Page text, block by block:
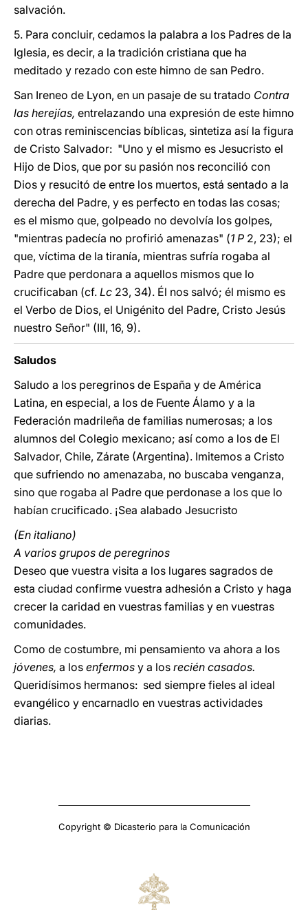
salvación.
5. Para concluir, cedamos la palabra a los Padres de la
Iglesia, es decir, a la tradición cristiana que ha
meditado y rezado con este himno de san Pedro.
San Ireneo de Lyon, en un pasaje de su tratado Contra
las herejías, entrelazando una expresión de este himno
con otras reminiscencias bíblicas, sintetiza así la figura
de Cristo Salvador: "Uno y el mismo es Jesucristo el
Hijo de Dios, que por su pasión nos reconcilió con
Dios y resucitó de entre los muertos, está sentado a la
derecha del Padre, y es perfecto en todas las cosas;
es el mismo que, golpeado no devolvía los golpes,
"mientras padecía no profirió amenazas" (1 P 2, 23); el
que, víctima de la tiranía, mientras sufría rogaba al
Padre que perdonara a aquellos mismos que lo
crucificaban (cf. Lc 23, 34). Él nos salvó; él mismo es
el Verbo de Dios, el Unigénito del Padre, Cristo Jesús
nuestro Señor" (III, 16, 9).
Saludos
Saludo a los peregrinos de España y de América
Latina, en especial, a los de Fuente Álamo y a la
Federación madrileña de familias numerosas; a los
alumnos del Colegio mexicano; así como a los de El
Salvador, Chile, Zárate (Argentina). Imitemos a Cristo
que sufriendo no amenazaba, no buscaba venganza,
sino que rogaba al Padre que perdonase a los que lo
habían crucificado. ¡Sea alabado Jesucristo
(En italiano)
A varios grupos de peregrinos
Deseo que vuestra visita a los lugares sagrados de
esta ciudad confirme vuestra adhesión a Cristo y haga
crecer la caridad en vuestras familias y en vuestras
comunidades.
Como de costumbre, mi pensamiento va ahora a los
jóvenes, a los enfermos y a los recién casados.
Queridísimos hermanos: sed siempre fieles al ideal
evangélico y encarnadlo en vuestras actividades
diarias.
Copyright © Dicasterio para la Comunicación